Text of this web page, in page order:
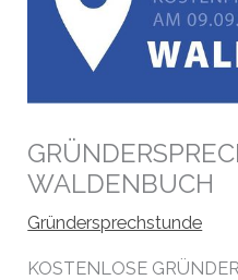
WALDENBUCH
Gründersprechstunde
KOSTENLOSE